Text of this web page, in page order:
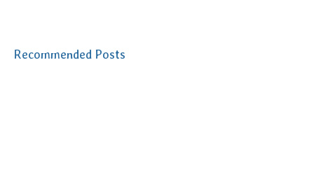
Recommended Posts